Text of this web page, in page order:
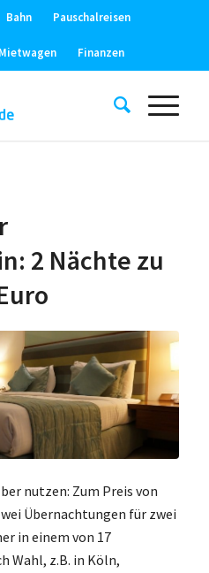
Bahn Pauschalreisen
Mietwagen Finanzen
2 Nächte zu
nutzen: Zum Preis von
Übernachtungen für zwei
in einem von 17
Wahl, z.B. in Köln,